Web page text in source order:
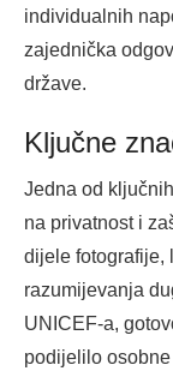
individualnih
zajednička
države.
Ključne
Jedna od
na privatnost i
dijele fotografije,
razumijevanja
UNICEF-a,
podijelilo